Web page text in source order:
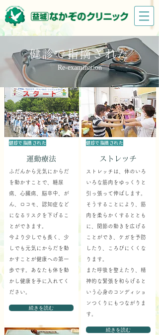
健診で指摘された
Re-examination
健診で指摘された
運動療法
ふだんから元気にからだ
を動かすことで、糖尿
病、心臓病、脳卒中、が
ん、ロコモ、認知症など
になるリスクを下げるこ
とができます。
今より少しでも長く、少
しでも元気にからだを動
かすことが健康への第一
歩です。あなたも体を動
かし健康を手に入れてく
ださい。
続きを読む
健診で指摘された
ストレッチ
ストレッチは、体のいろ
いろな筋肉をゆっくりと
引っ張って伸ばします。
そうすることにより、筋
肉を柔らかくするととも
に、関節の動きを広げる
ことができ、ケガを予防
したり、ころびにくくな
ります。
また呼吸を整えたり、精
神的な緊張を和らげると
いう心身のコンディショ
ンつくりにもつながりま
す。
続きを読む